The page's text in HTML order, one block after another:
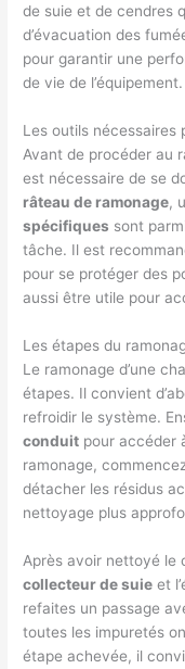
de suie et de cendres
d’évacuation des
pour garantir une
de vie de l’équipement.
Les outils nécessaires
Avant de procéder au
est nécessaire de se
râteau de ramonage,
spécifiques sont
tâche. Il est
pour se protéger des
aussi être utile pour
Les étapes du
Le ramonage d’une
étapes. Il convient
refroidir le système.
conduit pour accéder
ramonage,
détacher les résidus
nettoyage plus
Après avoir nettoyé le
collecteur de suie et
refaites un passage
toutes les impuretés
étape achevée, il